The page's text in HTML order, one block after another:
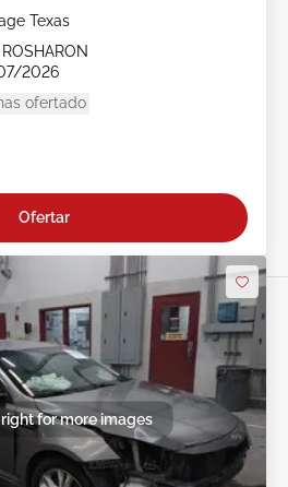
Texas
2026
ofertado
Ofertar
for more images